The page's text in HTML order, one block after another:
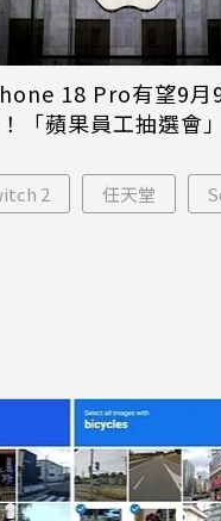
18 Pro有望9月
「蘋果員工抽選會
2 任天堂